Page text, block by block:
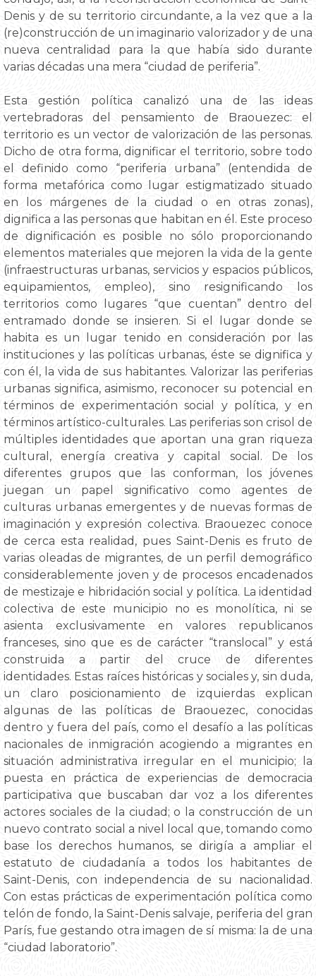
Denis y de su territorio circundante, a la vez que a la
(re)construcción de un imaginario valorizador y de una
nueva centralidad para la que había sido durante
varias décadas una mera “ciudad de periferia”.
Esta gestión política canalizó una de las ideas
vertebradoras del pensamiento de Braouezec: el
territorio es un vector de valorización de las personas.
Dicho de otra forma, dignificar el territorio, sobre todo
el definido como “periferia urbana” (entendida de
forma metafórica como lugar estigmatizado situado
en los márgenes de la ciudad o en otras zonas),
dignifica a las personas que habitan en él. Este proceso
de dignificación es posible no sólo proporcionando
elementos materiales que mejoren la vida de la gente
(infraestructuras urbanas, servicios y espacios públicos,
equipamientos, empleo), sino resignificando los
territorios como lugares “que cuentan” dentro del
entramado donde se insieren. Si el lugar donde se
habita es un lugar tenido en consideración por las
instituciones y las políticas urbanas, éste se dignifica y
con él, la vida de sus habitantes. Valorizar las periferias
urbanas significa, asimismo, reconocer su potencial en
términos de experimentación social y política, y en
términos artístico-culturales. Las periferias son crisol de
múltiples identidades que aportan una gran riqueza
cultural, energía creativa y capital social. De los
diferentes grupos que las conforman, los jóvenes
juegan un papel significativo como agentes de
culturas urbanas emergentes y de nuevas formas de
imaginación y expresión colectiva. Braouezec conoce
de cerca esta realidad, pues Saint-Denis es fruto de
varias oleadas de migrantes, de un perfil demográfico
considerablemente joven y de procesos encadenados
de mestizaje e hibridación social y política. La identidad
colectiva de este municipio no es monolítica, ni se
asienta exclusivamente en valores republicanos
franceses, sino que es de carácter “translocal” y está
construida a partir del cruce de diferentes
identidades. Estas raíces históricas y sociales y, sin duda,
un claro posicionamiento de izquierdas explican
algunas de las políticas de Braouezec, conocidas
dentro y fuera del país, como el desafío a las políticas
nacionales de inmigración acogiendo a migrantes en
situación administrativa irregular en el municipio; la
puesta en práctica de experiencias de democracia
participativa que buscaban dar voz a los diferentes
actores sociales de la ciudad; o la construcción de un
nuevo contrato social a nivel local que, tomando como
base los derechos humanos, se dirigía a ampliar el
estatuto de ciudadanía a todos los habitantes de
Saint-Denis, con independencia de su nacionalidad.
Con estas prácticas de experimentación política como
telón de fondo, la Saint-Denis salvaje, periferia del gran
París, fue gestando otra imagen de sí misma: la de una
“ciudad laboratorio”.